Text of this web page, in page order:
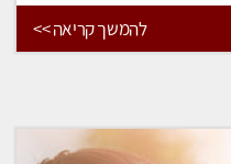
להמשך קריאה >>